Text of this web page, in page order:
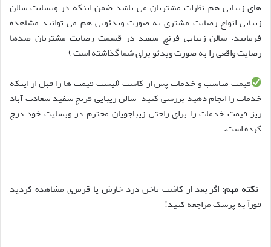
های زیبایی هم نظرات مشتریان می باشد ضمن اینکه در وبسایت سالن
زیبایی انواع رضایت مشتری به صورت ویدئویی هم می توانید مشاهده
فرمایید. سالن زیبایی فرنچ سفید در قسمت رضایت مشتریان صدها
رضایت واقعی را به صورت ویدئو برای شما گذاشته است )
قیمت مناسب و خدمات پس از کاشت(لیست قیمت ها را قبل از اینکه
خدمات را انجام دهید بررسی کنید. سالن زیبایی فرنچ سفید سعادت آباد
ریز قیمت خدمات را برای راحتی زیباجویان محترم در وبسایت خود درج
کرده است.
نکته مهم: اگر بعد از کاشت ناخن درد خارش یا قرمزی مشاهده کردید
فوراً به پزشک مراجعه کنید!